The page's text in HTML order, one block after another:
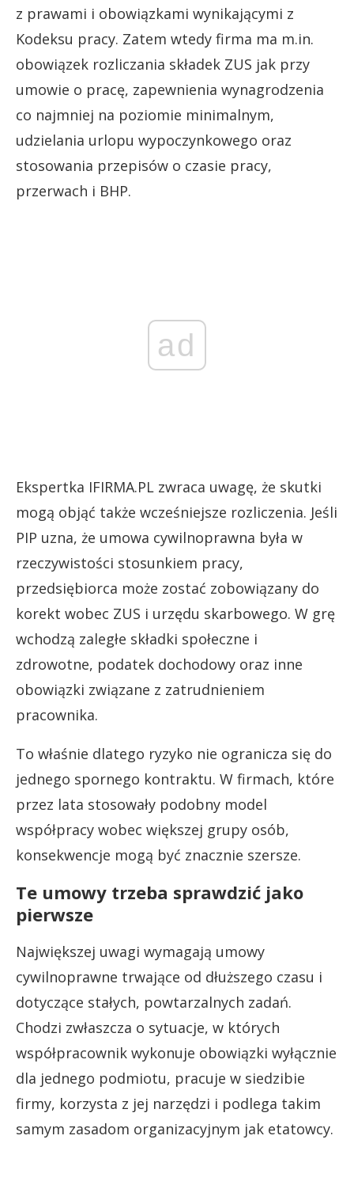
z prawami i obowiązkami wynikającymi z
Kodeksu pracy. Zatem wtedy firma ma m.in.
obowiązek rozliczania składek ZUS jak przy
umowie o pracę, zapewnienia wynagrodzenia
co najmniej na poziomie minimalnym,
udzielania urlopu wypoczynkowego oraz
stosowania przepisów o czasie pracy,
przerwach i BHP.
ad
Ekspertka IFIRMA.PL zwraca uwagę, że skutki
mogą objąć także wcześniejsze rozliczenia. Jeśli
PIP uzna, że umowa cywilnoprawna była w
rzeczywistości stosunkiem pracy,
przedsiębiorca może zostać zobowiązany do
korekt wobec ZUS i urzędu skarbowego. W grę
wchodzą zaległe składki społeczne i
zdrowotne, podatek dochodowy oraz inne
obowiązki związane z zatrudnieniem
pracownika.
To właśnie dlatego ryzyko nie ogranicza się do
jednego spornego kontraktu. W firmach, które
przez lata stosowały podobny model
współpracy wobec większej grupy osób,
konsekwencje mogą być znacznie szersze.
Te umowy trzeba sprawdzić jako
pierwsze
Największej uwagi wymagają umowy
cywilnoprawne trwające od dłuższego czasu i
dotyczące stałych, powtarzalnych zadań.
Chodzi zwłaszcza o sytuacje, w których
współpracownik wykonuje obowiązki wyłącznie
dla jednego podmiotu, pracuje w siedzibie
firmy, korzysta z jej narzędzi i podlega takim
samym zasadom organizacyjnym jak etatowcy.